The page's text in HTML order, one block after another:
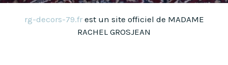
rg-decors-79.frest un site officiel de MADAME
RACHEL GROSJEAN